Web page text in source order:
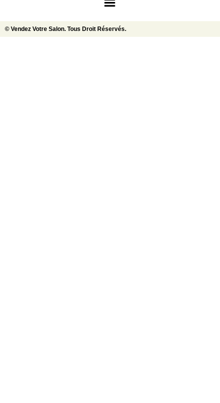
© Vendez Votre Salon. Tous Droit Réservés.